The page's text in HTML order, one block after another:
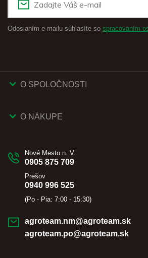
Odoslaním e-mailu súhlasíte so spracovaním
O SPOLOČNOSTI
O NÁKUPE
Nové Mesto n. V.
0905 875 709
Prešov
0940 996 525
(Po - Pia: 7:00 - 15:30)
agroteam.nm@agroteam.sk
agroteam.po@agroteam.sk